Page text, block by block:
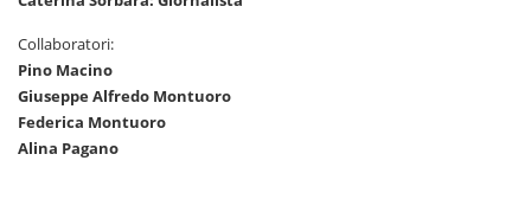
Collaboratori:
Pino Macino
Giuseppe Alfredo Montuoro
Federica Montuoro
Alina Pagano